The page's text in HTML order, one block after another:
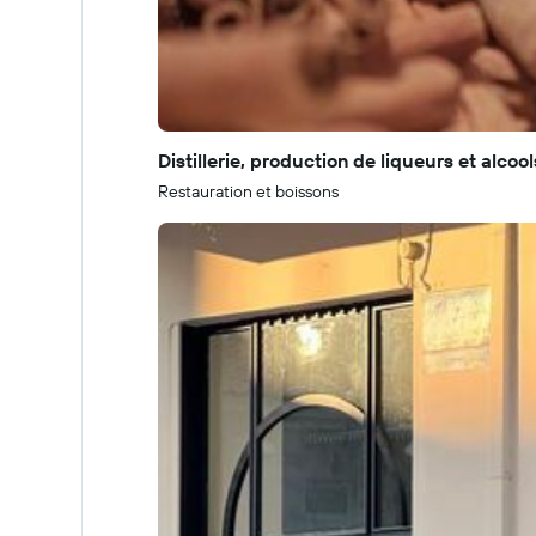
Distillerie, production de liqueurs et
Restauration et boissons